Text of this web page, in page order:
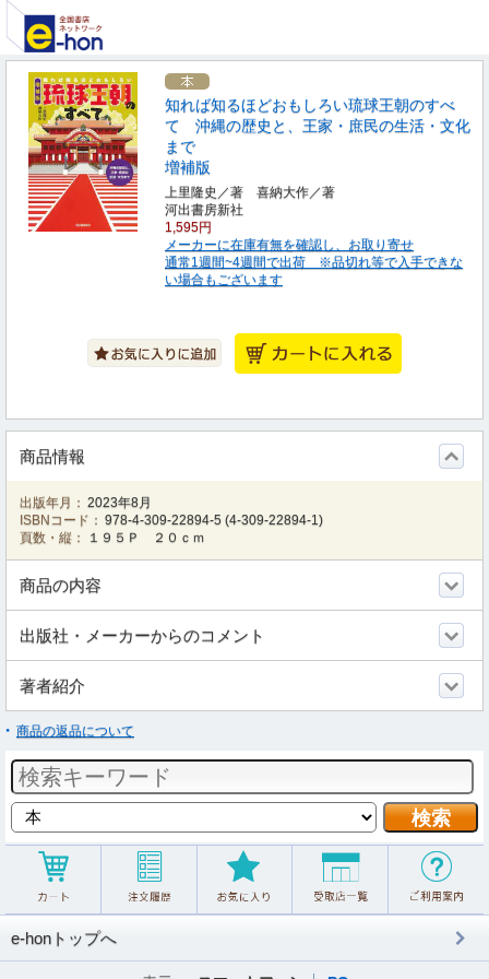
知れば知るほどおもしろい琉球王朝のすべ
て 沖縄の歴史と、王家・庶民の生活・文化
まで
増補版
上里隆史／著 喜納大作／著
河出書房新社
1,595円
メーカーに在庫有無を確認し、お取り寄せ
通常1週間~4週間で出荷 ※品切れ等で入手できな
い場合もございます
商品情報
出版年月： 2023年8月
ISBNコード： 978-4-309-22894-5 (4-309-22894-1)
頁数・縦：
１９５Ｐ ２０ｃｍ
商品の内容
出版社・メーカーからのコメント
著者紹介
商品の返品について
e-honトップへ